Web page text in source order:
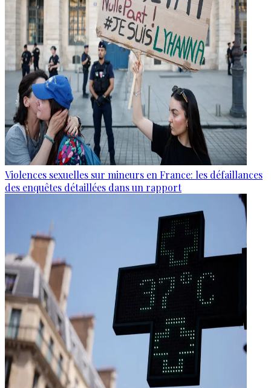
Violences sexuelles sur mineurs en France: les défaillances
des enquêtes détaillées dans un rapport